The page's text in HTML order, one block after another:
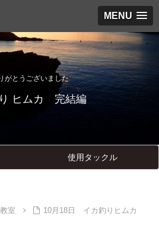
MENU
がとうございました
ヒムカ 完結編
使用タックル
室
10月18日 イカ釣りヒムカ